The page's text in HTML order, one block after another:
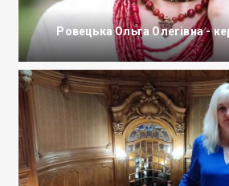
Ровецька Ольга Олегівна -